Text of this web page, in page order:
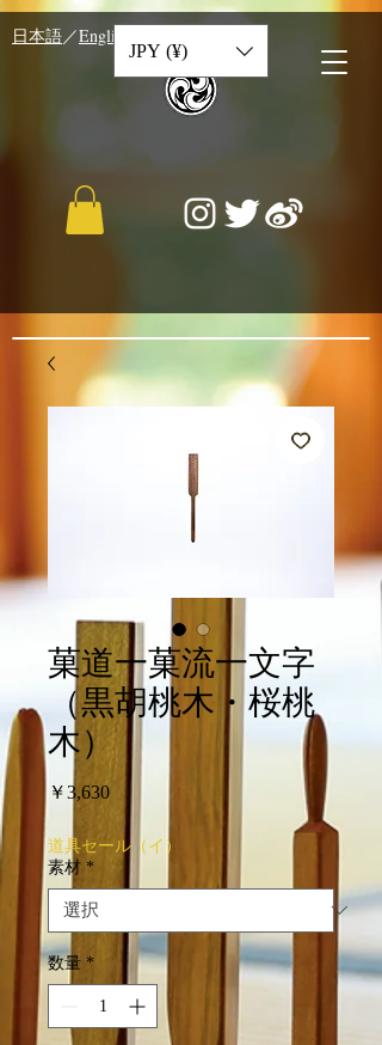
​日本語／English
JPY (¥)
菓道⼀菓流一文字
（黒胡桃木・桜桃
木）
￥3,630価
道具セール（イ）
素材 *
数量 *